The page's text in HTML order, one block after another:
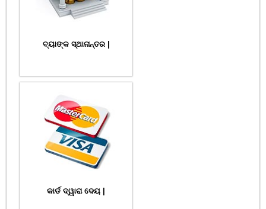
ବ୍ୟାଙ୍କ ସ୍ଥାନାନ୍ତର |
କାର୍ଡ ଦ୍ୱାରା ଦେୟ |